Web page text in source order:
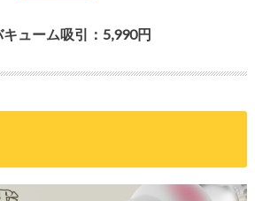
ューム吸引：5,990円